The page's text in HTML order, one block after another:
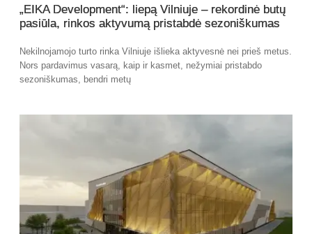
„EIKA Development“: liepą Vilniuje – rekordinė butų
pasiūla, rinkos aktyvumą pristabdė sezoniškumas
Nekilnojamojo turto rinka Vilniuje išlieka aktyvesnė nei prieš metus.
Nors pardavimus vasarą, kaip ir kasmet, nežymiai pristabdo
sezoniškumas, bendri metų